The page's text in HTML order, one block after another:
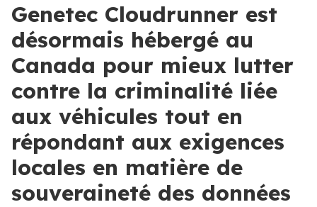
Genetec Cloudrunner est
désormais hébergé au
Canada pour mieux lutter
contre la criminalité liée
aux véhicules tout en
répondant aux exigences
locales en matière de
souveraineté des données